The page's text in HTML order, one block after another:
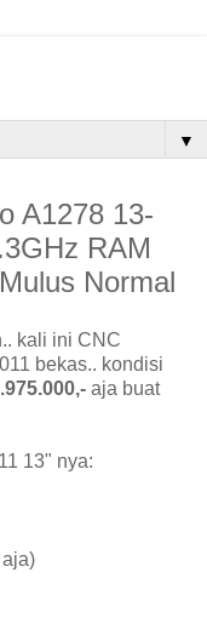
▼
A1278 13-
RAM
Normal
kali ini CNC
bekas.. kondisi
aja buat
13" nya: